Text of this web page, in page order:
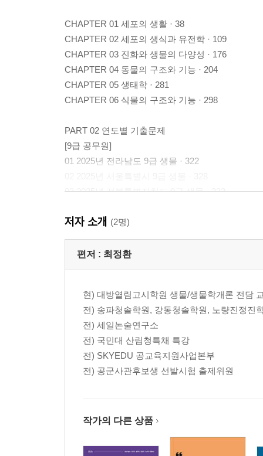
CHAPTER 01 세포의 생활 · 38
CHAPTER 02 세포의 생식과 유전학 · 109
CHAPTER 03 진화와 생물의 다양성 · 176
CHAPTER 04 동물의 구조와 기능 · 204
CHAPTER 05 생태학 · 281
CHAPTER 06 식물의 구조와 기능 · 298
PART 02 연도별 기출문제
[9급 공무원]
01 2025년 전라남도 9급 생물 · 322
03 2025년 전북특별자치도 9급 생물 · 333
05 2025년 경기도 9급 생물 · 340
06 2024년 전라남도 9급 생물 · 344
07 2024년 충청남도/충청북도 9급 생물 · 349
10 2024년 경상북도 9급 생물 · 363
11 2024년 상반기 경기도 9급 생물 · 366
12 2023년 하반기 경기도 9급 생물 · 370
13 2023년 서울특별시 8급/9급 생물 · 374
14 2023년 부산광역시 9급 생물 · 379
15 2023년 전라북도 9급 생물 · 383
18 2022년 전라남도 9급 생물 · 396
19 2022년 충청북도 9급 생물 · 401
20 2022년 6월 서울특별시 8급/9급 생물 · 404
저자 소개 (2명)
편저 : 최정환
현) 대방열림고시학원 생물/생물학개론 전담
전) 송파청솔학원, 강동청솔학원, 노량진정진
전) 세일논술연구소
전) 국민대 산림청특채 특강
전) SKYEDU 공교육지원사업본부
전) 공군사관후보생 선발시험 출제위원
작가의 다른 상품